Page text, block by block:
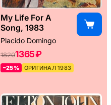
My Life For A
Song, 1983
Placido Domingo
18201365 ₽
–25% ОРИГИНАЛ 1983